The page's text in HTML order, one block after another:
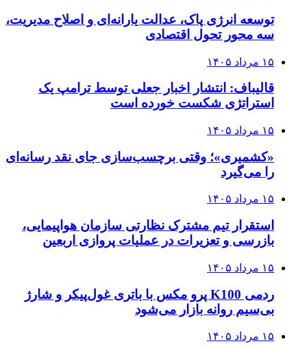
توسعه انرژی پاک، عدالت یارانه‌ای و اصلاح مدیریت،
سه محور تحول اقتصادی
۱۵ مرداد ۱۴۰۵
قالیباف: انتشار اخبار جعلی توسط ترامپ یک
استراتژی شکست خورده است
۱۵ مرداد ۱۴۰۵
«کشمیری»؛ وقتی برچسب‌سازی جای نقد رسانه‌ای
را می‌گیرد
۱۵ مرداد ۱۴۰۵
استقرار تیم مشترک نظارتی سازمان هواپیمایی،
بازرسی و تعزیرات در عملیات پروازی اربعین
۱۵ مرداد ۱۴۰۵
ردمی K100 پرو مکس با باتری غول‌پیکر و شارژ
بی‌سیم روانه بازار می‌شود
۱۵ مرداد ۱۴۰۵